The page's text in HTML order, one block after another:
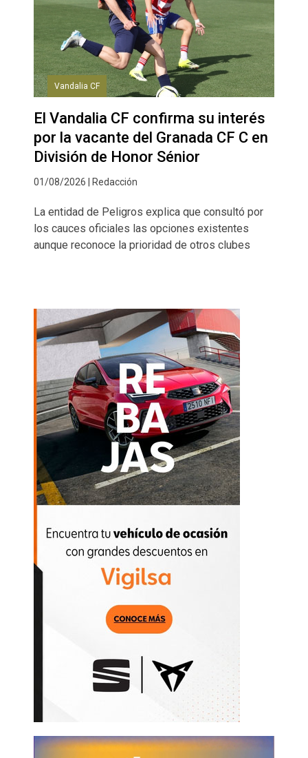
Vandalia CF
El Vandalia CF confirma su interés
por la vacante del Granada CF C en
División de Honor Sénior
01/08/2026 | Redacción
La entidad de Peligros explica que consultó por
los cauces oficiales las opciones existentes
aunque reconoce la prioridad de otros clubes